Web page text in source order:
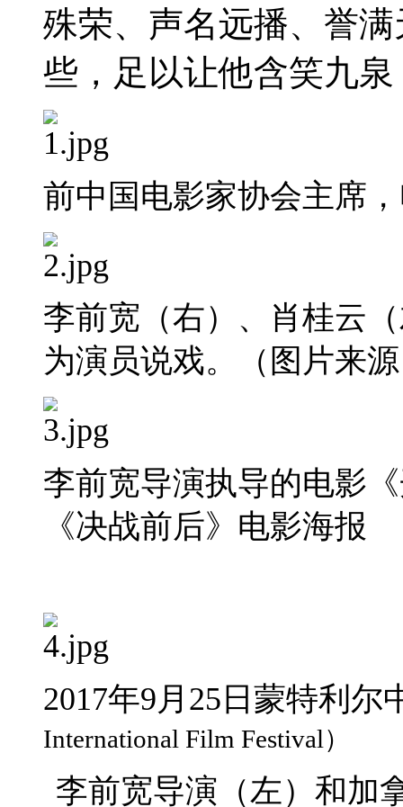
殊荣、声名远播、誉
些，足以让他含笑九
前中国电影家协会主席
李前宽（右）、肖桂云
为演员说戏。（图片来
李前宽导演执导的电影
《决战前后》电影海报
2017年9月25日蒙特利尔
International Film Festival）
李前宽导演（左）和加